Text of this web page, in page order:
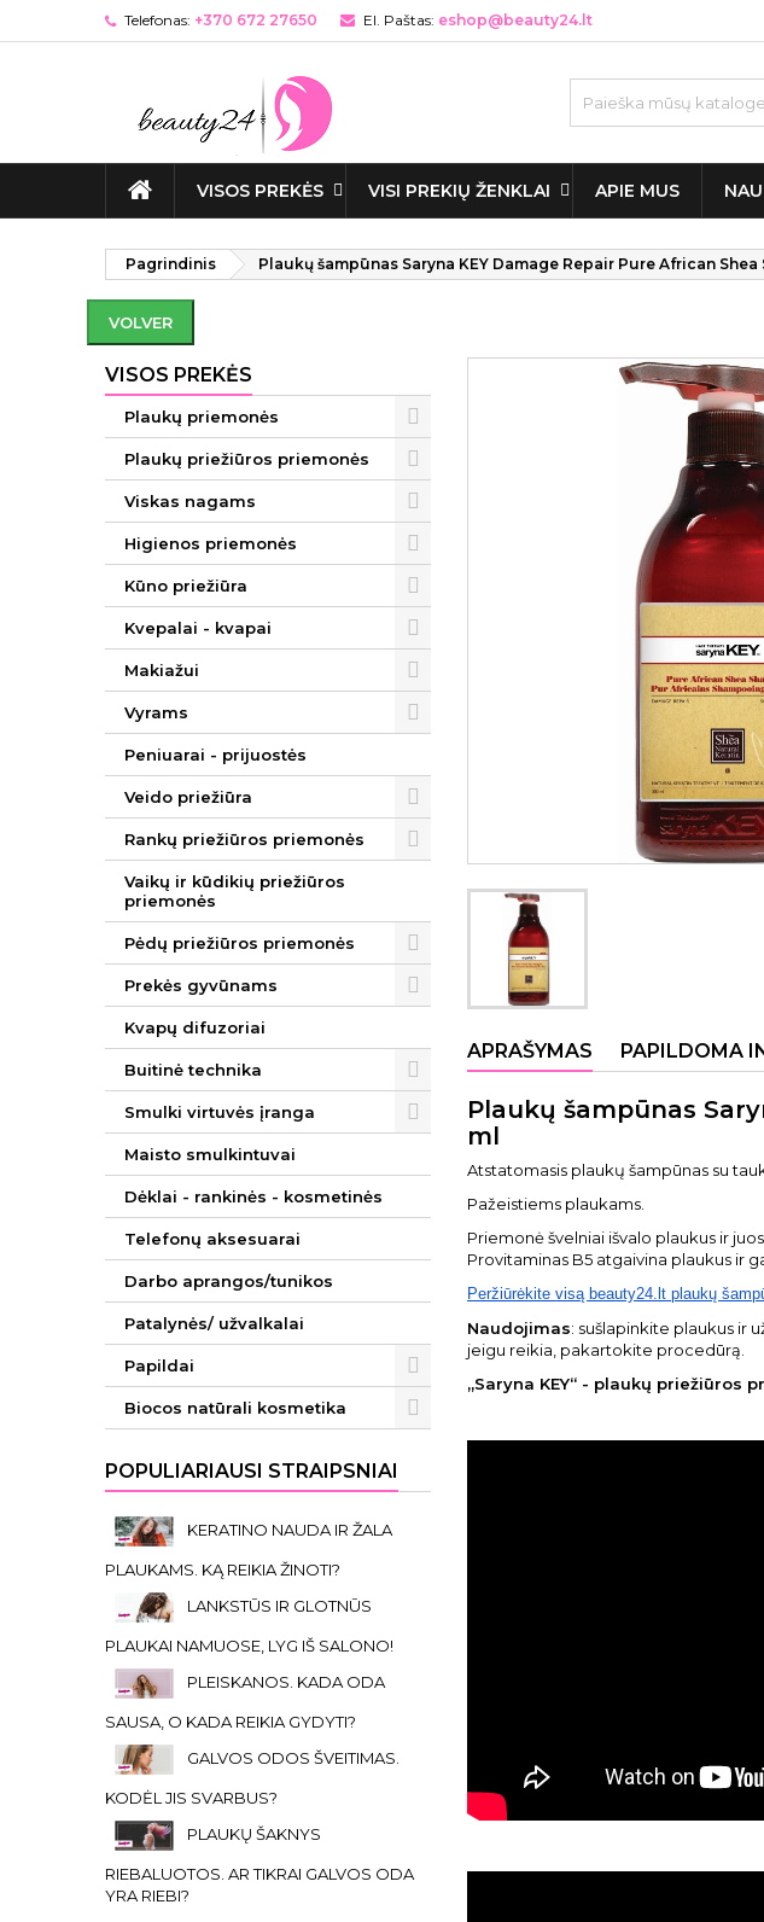
Telefonas: +370 672 27650 El. Paštas: eshop@beauty24.lt
VISOS PREKĖS VISI PREKIŲ ŽENKLAI APIE MUS
Pagrindinis Plaukų šampūnas Saryna KEY Damage Repair Pure African Shea
VOLVER
VISOS PREKĖS
Plaukų priemonės
Plaukų priežiūros priemonės
Viskas nagams
Higienos priemonės
Kūno priežiūra
Kvepalai - kvapai
Makiažui
Vyrams
Peniuarai - prijuostės
Veido priežiūra
Rankų priežiūros priemonės
Vaikų ir kūdikių priežiūros
priemonės
Pėdų priežiūros priemonės
Prekės gyvūnams
Kvapų difuzoriai
Buitinė technika
Smulki virtuvės įranga
Maisto smulkintuvai
Dėklai - rankinės - kosmetinės
Telefonų aksesuarai
Darbo aprangos/tunikos
Patalynės/ užvalkalai
Papildai
Biocos natūrali kosmetika
POPULIARIAUSI STRAIPSNIAI
KERATINO NAUDA IR ŽALA
PLAUKAMS. KĄ REIKIA ŽINOTI?
LANKSTŪS IR GLOTNŪS
PLAUKAI NAMUOSE, LYG IŠ SALONO!
PLEISKANOS. KADA ODA
SAUSA, O KADA REIKIA GYDYTI?
GALVOS ODOS ŠVEITIMAS.
KODĖL JIS SVARBUS?
PLAUKŲ ŠAKNYS
RIEBALUOTOS. AR TIKRAI GALVOS ODA
YRA RIEBI?
APRAŠYMAS PAPILDOMA
Plaukų šampūnas
ml
Atstatomasis plaukų šampūnas su
Pažeistiems plaukams.
Priemonė švelniai išvalo plaukus ir
Provitaminas B5 atgaivina plaukus ir
Peržiūrėkite visą beauty24.lt plaukų
Naudojimas: sušlapinkite plaukus ir
jeigu reikia, pakartokite procedūrą.
„Saryna KEY“ - plaukų